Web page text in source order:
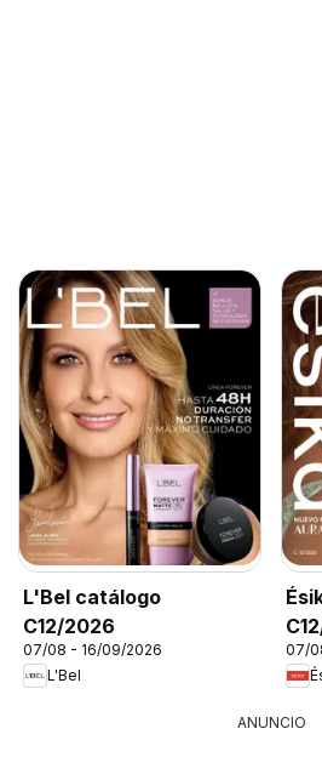
L'Bel catálogo
C12/2026
07/08 - 16/09/2026
L'Bel
07/
ANUNCIO